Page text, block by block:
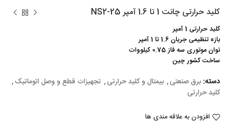
کلید حرارتی چانت 1 تا 1.6 آمپر NS2-25
کلید حرارتی 1 آمپر
بازه تنظیمی جریان 1.6 تا 1 آمپر
توان موتوری سه فاز 0.75 کیلووات
ساخت کشور چین
دسته: برق صنعتی, بیمتال و کلید حرارتی, تجهیزات قطع و وصل اتوماتیک,
کلید حرارتی
افزودن به علاقه مندی ها